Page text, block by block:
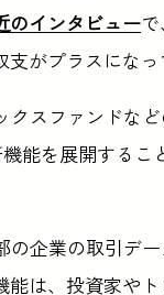
のインタビュー
がプラスになっ
スファンドな
能を展開するこ
企業の取引デ
は、投資家や